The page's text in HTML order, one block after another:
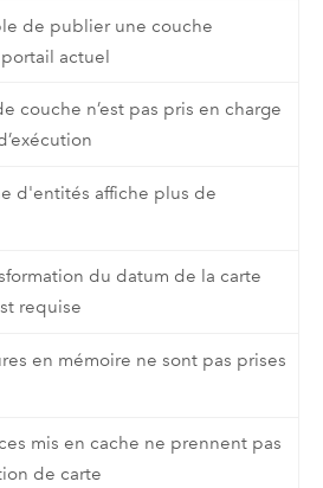
de publier une couche
actuel
couche n’est pas pris en charge
d'entités affiche plus de
du datum de la carte
requise
en mémoire ne sont pas prises
mis en cache ne prennent pas
de carte